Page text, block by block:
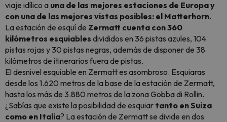
viaje idílico a una de las mejores estaciones de Europa y
con una de las mejores vistas posibles: el Matterhorn.
La estación de esquí de Zermatt cuenta con 360
kilómetros esquiables divididos en 36 pistas azules, 104
pistas rojas y 30 pistas negras, además de disponer de 38
kilómetros de itinerarios fuera de pistas.
El desnivel esquiable en Zermatt es asombroso. Esquiaras
desde los 1.620 metros de la base de la estación de Zermatt,
hasta los más de 3.880 metros de la zona Gobba di Rollin.
¿Sabías que existe la posibilidad de esquiar tanto en Suiza
como en Italia? La estación de Zermatt se divide en dos